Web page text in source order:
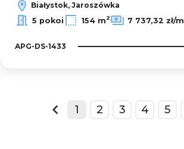
Białystok, Jaroszówka
5 pokoi
154 m2 7 737,32 zł/m
APG-DS-1433
prev
1 2 3 4 5